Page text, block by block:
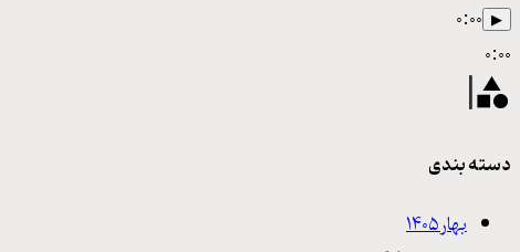
▶ ۰:۰۰
۰:۰۰
دسته بندی
بهار ۱۴۰۵